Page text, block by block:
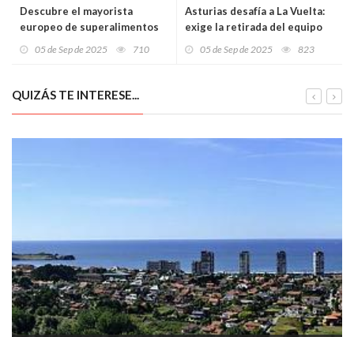
Descubre el mayorista
europeo de superalimentos
05 de Sep de 2025 710
Asturias desafía a La Vuelta:
exige la retirada del equipo
debate sobre la libertad en el
05 de Sep de 2025 823
QUIZÁS TE INTERESE...